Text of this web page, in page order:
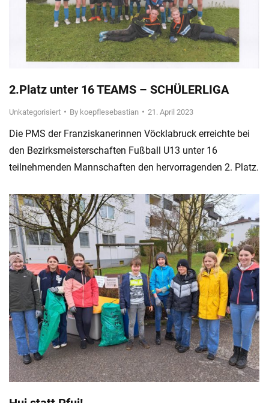
2.Platz unter 16 TEAMS – SCHÜLERLIGA
Unkategorisiert By koepflesebastian 21. April 2023
Die PMS der Franziskanerinnen Vöcklabruck erreichte bei
den Bezirksmeisterschaften Fußball U13 unter 16
teilnehmenden Mannschaften den hervorragenden 2. Platz.